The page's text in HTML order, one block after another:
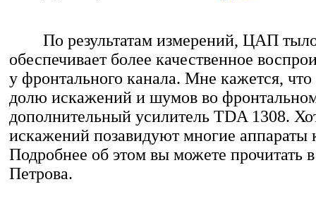
По результатам измерений, ЦАП
обеспечивает более качественное
у фронтального канала. Мне кажется,
долю искажений и шумов во
дополнительный усилитель TDA 1308.
искажений позавидуют многие аппараты
Подробнее об этом вы можете прочитать в
Петрова.